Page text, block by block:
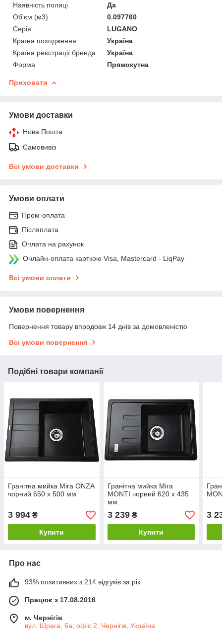
Наявність полиці
Да
Об'єм (м3)
0.097760
Серія
LUGANO
Країна походження
Україна
Країна реєстрації бренда
Україна
Форма
Прямокутна
Приховати
Умови доставки
Нова Пошта
Самовивіз
Всі умови доставки
Умови оплати
Пром-оплата
Післяплата
Оплата на рахунок
Онлайн-оплата карткою Visa, Mastercard - LiqPay
Всі умови оплати
Умови повернення
Повернення товару впродовж 14 днів за домовленістю
Всі умови повернення
Подібні товари компанії
Гранітна мийка Mira ONZA
чорний 650 х 500 мм
3 994 ₴
Купити
Гранітна мийка Mira
MONTI чорний 620 х 435
мм
3 239₴
Купити
3
Про нас
93% позитивних з 214 відгуків за рік
Працює з 17.08.2016
м. Чернігів
вул. Шрага, 6а, офіс 2, Чернігів, Україна